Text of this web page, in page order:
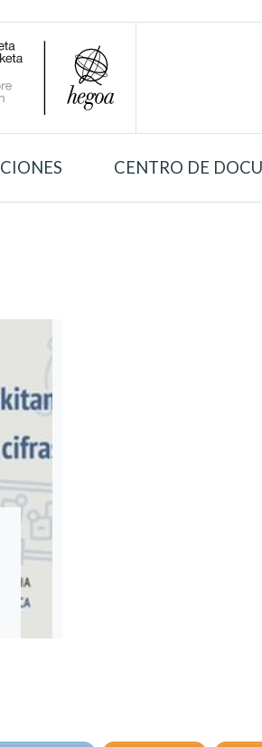
CENTRO DE